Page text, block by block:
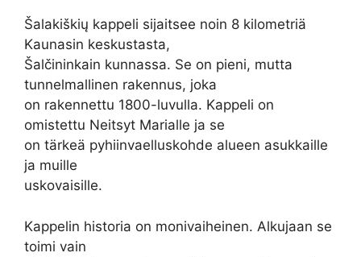
Šalakiškių kappeli sijaitsee noin 8 kilometriä
Kaunasin keskustasta,
Šalčininkain kunnassa. Se on pieni, mutta
tunnelmallinen rakennus, joka
on rakennettu 1800-luvulla. Kappeli on
omistettu Neitsyt Marialle ja se
on tärkeä pyhiinvaelluskohde alueen asukkaille
ja muille
uskovaisille.
Kappelin historia on monivaiheinen. Alkujaan se
toimi vain